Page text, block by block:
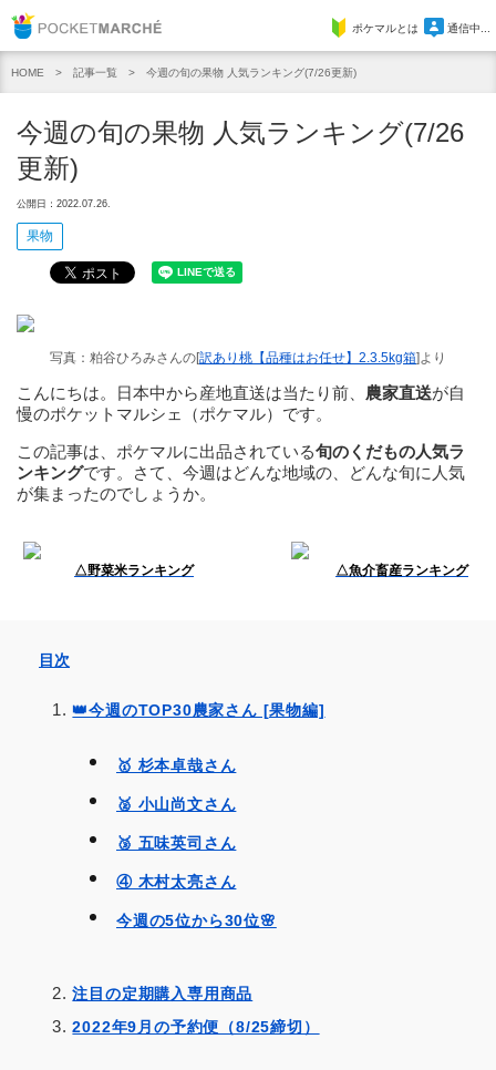
Pocket Marcheポケマルとは 通信中...
HOME 記事一覧 今週の旬の果物 人気ランキング(7/26更新)
今週の旬の果物 人気ランキング(7/26
更新)
公開日：2022.07.26.
果物
写真：粕谷ひろみさんの[訳あり桃【品種はお任せ】2.3.5kg箱]より
こんにちは。日本中から産地直送は当たり前、 農家直送が自
慢のポケットマルシェ（ポケマル）です。
この記事は、ポケマルに出品されている旬のくだもの人気ラ
ンキングです。さて、今週はどんな地域の、どんな旬に人気
が集まったのでしょうか。
△野菜米ランキング △魚介畜産ランキング
目次
👑今週のTOP30農家さん [果物編]
🥇 杉本卓哉さん
🥈 小山尚文さん
🥉 五味英司さん
④ 木村太亮さん
今週の5位から30位🌸
注目の定期購入専用商品
2022年9月の予約便（8/25締切）